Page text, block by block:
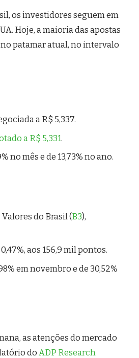
os investidores seguem em
Hoje, a maioria das apostas
patamar atual, no intervalo
a R$ 5,337.
a R$ 5,331.
no mês e de 13,73% no ano.
do Brasil (B3),
aos 156,9 mil pontos.
em novembro e de 30,52%
as atenções do mercado
do ADP Research